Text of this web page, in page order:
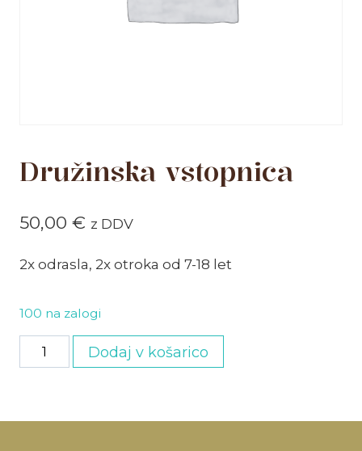
Družinska vstopnica
50,00 € z DDV
2x odrasla, 2x otroka od 7-18 let
100 na zalogi
Družinska
vstopnica
Dodaj v košarico